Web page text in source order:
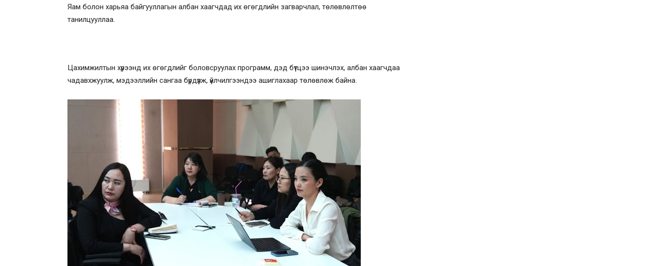
Яам болон харьяа байгууллагын албан хаагчдад их өгөгдлийн загварчлал, төлөвлөлтөө
танилцууллаа.
Цахимжилтын хүрээнд их өгөгдлийг боловсруулах программ, дэд бүтцээ шинэчлэх, албан хаагчдаа
чадавхжуулж, мэдээллийн сангаа бүрдүүлж, үйлчилгээндээ ашиглахаар төлөвлөж байна.